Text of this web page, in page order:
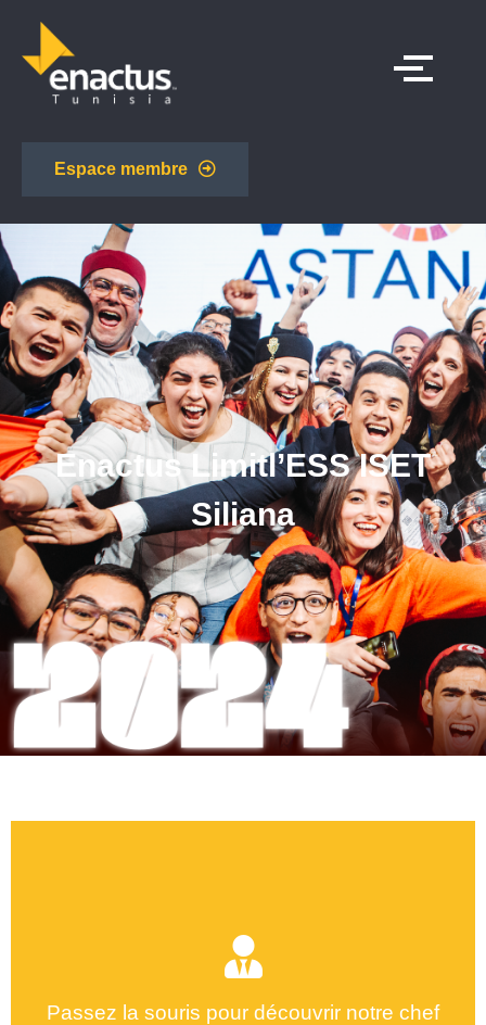
Espace membre
Enactus Limitl’ESS ISET
Siliana
Passez la souris pour découvrir notre chef